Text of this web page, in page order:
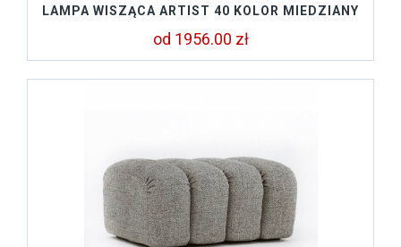
LAMPA WISZĄCA ARTIST 40 KOLOR MIEDZIANY
od 1956.00 zł